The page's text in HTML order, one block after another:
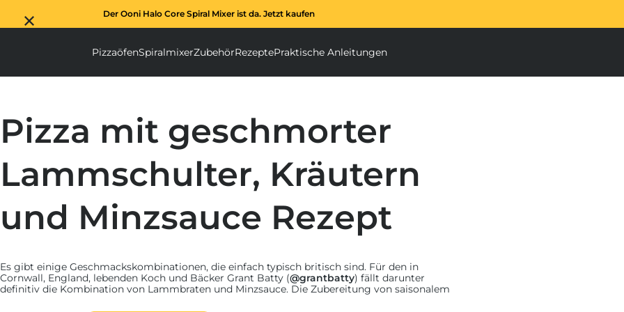
Der Ooni Halo Core Spiral Mixer ist da. Jetzt kaufen
Pizzaöfen Pizzaöfen submenu
Spiralmixer Spiralmixer submenu
Zubehör Zubehör submenu
RezeptePraktische Anleitungen
Pizza mit geschmorter
Lammschulter, Kräutern
und Minzsauce Rezept
Es gibt einige Geschmackskombinationen, die einfach typisch britisch sind. Für den in
Cornwall, England, lebenden Koch und Bäcker Grant Batty (@grantbatty) fällt darunter
definitiv die Kombination von Lammbraten und Minzsauce. Die Zubereitung von saisonalem